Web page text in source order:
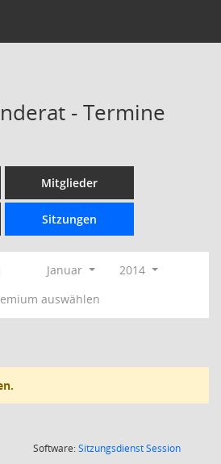
- Termine
Mitglieder
Sitzungen
Januar
2014
auswählen
Software:SitzungsdienstSession(Wird in